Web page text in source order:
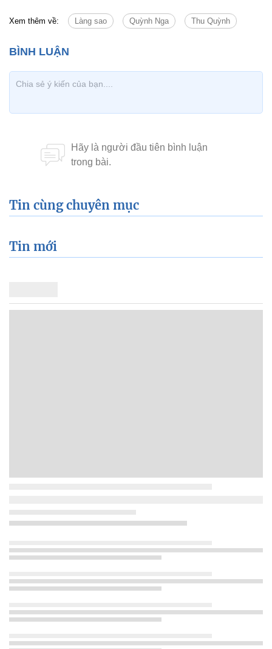
Xem thêm về: Làng sao Quỳnh Nga Thu Quỳnh
Tin cùng chuyên mục
Tin mới